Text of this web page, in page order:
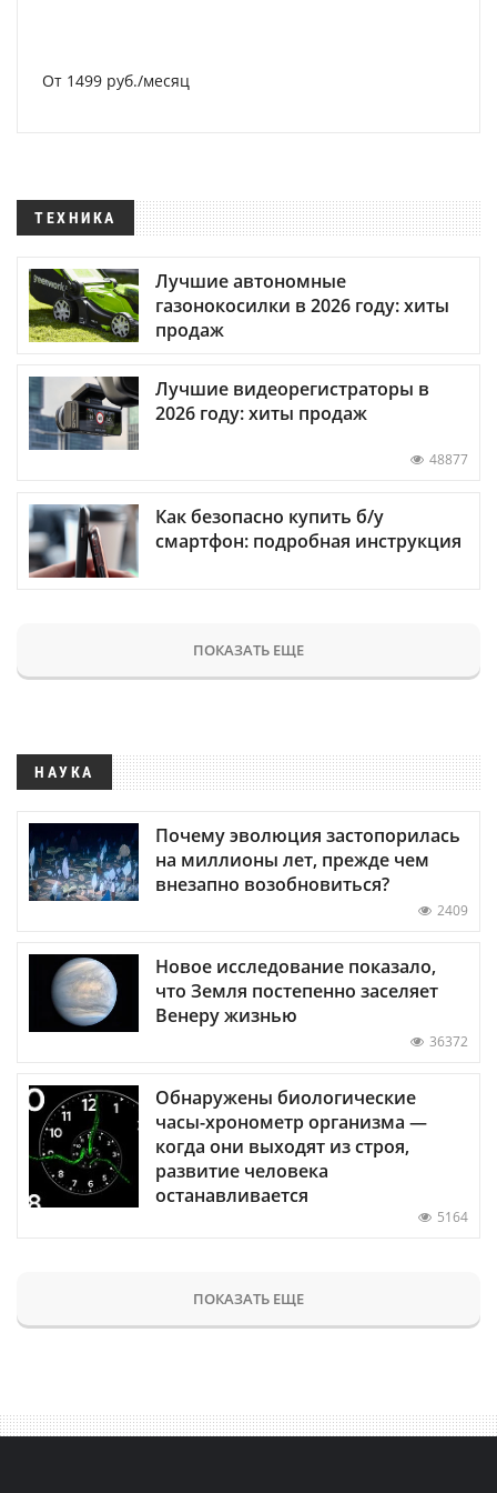
От 1499 руб./месяц
ТЕХНИКА
Лучшие автономные
газонокосилки в 2026 году: хиты
продаж
Лучшие видеорегистраторы в
2026 году: хиты продаж
48877
Как безопасно купить б/у
смартфон: подробная инструкция
ПОКАЗАТЬ ЕЩЕ
НАУКА
Почему эволюция застопорилась
на миллионы лет, прежде чем
внезапно возобновиться?
2409
Новое исследование показало,
что Земля постепенно заселяет
Венеру жизнью
36372
Обнаружены биологические
часы-хронометр организма —
когда они выходят из строя,
развитие человека
останавливается
5164
ПОКАЗАТЬ ЕЩЕ